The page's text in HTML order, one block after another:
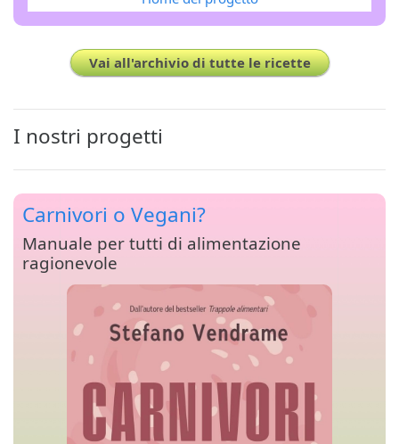
Vai all'archivio di tutte le ricette
I nostri progetti
Carnivori o Vegani?
Manuale per tutti di alimentazione
ragionevole